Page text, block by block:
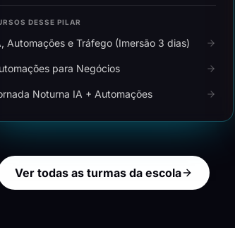
DESSE PILAR
Automações e Tráfego (Imersão 3 dias)
para Negócios
Noturna IA + Automações
Ver todas as turmas da escola